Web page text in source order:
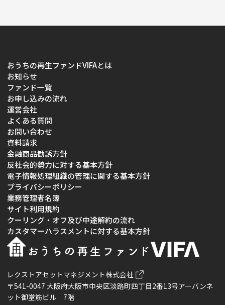
レクストアセットマネジメント株式会社
〒541-0047 大阪府大阪市中央区淡路町四丁目2番13号アーバンネ
ット御堂筋ビル 7階
おうちの再生ファンドVIFAとは
お知らせ
ファンド一覧
お申し込みの流れ
運営会社
よくある質問
お問い合わせ
資料請求
金融商品勧誘方針
反社会的勢力に対する基本方針
電子情報処理組織の管理に関する基本方針
プライバシーポリシー
業務管理者名簿
サイト利用規約
クーリング・オフ及び中途解約の流れ
カスタマーハラスメントに対する基本方針